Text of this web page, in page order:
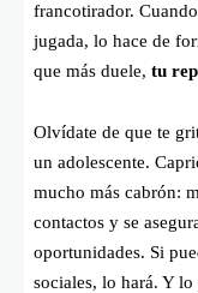
francotirador.
jugada, lo hace de
que más duele, tu
Olvídate de que te
un adolescente.
mucho más cabrón:
contactos y se
oportunidades. Si
sociales, lo hará. Y